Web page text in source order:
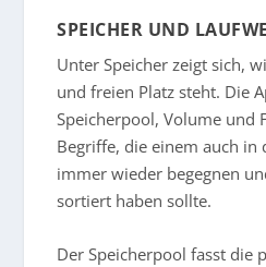
SPEICHER UND
Unter Speicher zeigt sich,
und freien Platz steht. Die
Speicherpool, Volume und
Begriffe, die einem auch in
immer wieder begegnen
sortiert haben sollte.
Der Speicherpool fasst die